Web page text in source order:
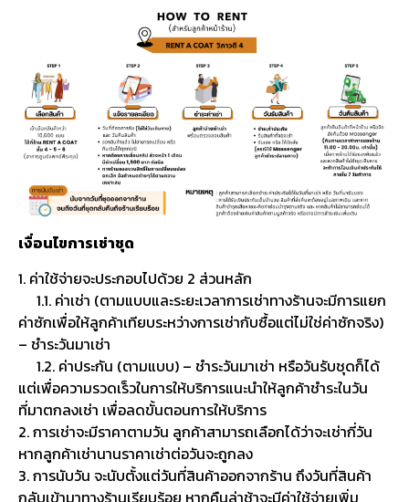
เงื่อนไขการเช่าชุด
1. ค่าใช้จ่ายจะประกอบไปด้วย 2 ส่วนหลัก
1.1. ค่าเช่า (ตามแบบและระยะเวลาการเช่าทางร้านจะมีการแยก
ค่าซักเพื่อให้ลูกค้าเทียบระหว่างการเช่ากับซื้อแต่ไม่ใช่ค่าซักจริง)
– ชำระวันมาเช่า
1.2. ค่าประกัน (ตามแบบ) – ชำระวันมาเช่า หรือวันรับชุดก็ได้
แต่เพื่อความรวดเร็วในการให้บริการแนะนำให้ลูกค้าชำระในวัน
ที่มาตกลงเช่า เพื่อลดขั้นตอนการให้บริการ
2. การเช่าจะมีราคาตามวัน ลูกค้าสามารถเลือกได้ว่าจะเช่ากี่วัน
หากลูกค้าเช่านานราคาเช่าต่อวันจะถูกลง
3. การนับวัน จะนับตั้งแต่วันที่สินค้าออกจากร้าน ถึงวันที่สินค้า
กลับเข้ามาทางร้านเรียบร้อย หากคืนล่าช้าจะมีค่าใช้จ่ายเพิ่ม